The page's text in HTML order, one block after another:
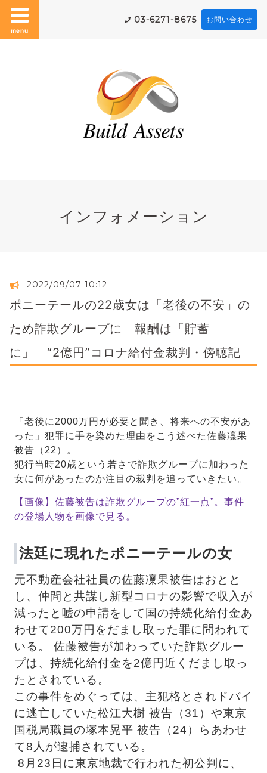
menu
03-6271-8675 お問い合わせ
インフォメーション
2022/09/07 10:12
ポニーテールの22歳女は「老後の不安」の
ため詐欺グループに 報酬は「貯蓄
に」 “2億円”コロナ給付金裁判・傍聴記
「老後に2000万円が必要と聞き、将来への不安があ
った」犯罪に手を染めた理由をこう述べた佐藤凜果
被告（22）。
犯行当時20歳という若さで詐欺グループに加わった
女に何があったのか注目の裁判を追っていきたい。
【画像】佐藤被告は詐欺グループの”紅一点”。事件
の登場人物を画像で見る。
法廷に現れたポニーテールの女
元不動産会社社員の佐藤凜果被告はおとと
し、仲間と共謀し新型コロナの影響で収入が
減ったと嘘の申請をして国の持続化給付金あ
わせて200万円をだまし取った罪に問われて
いる。 佐藤被告が加わっていた詐欺グルー
プは、持続化給付金を2億円近くだまし取っ
たとされている。
この事件をめぐっては、主犯格とされドバイ
に逃亡していた松江大樹 被告（31）や東京
国税局職員の塚本晃平 被告（24）らあわせ
て8人が逮捕されている。